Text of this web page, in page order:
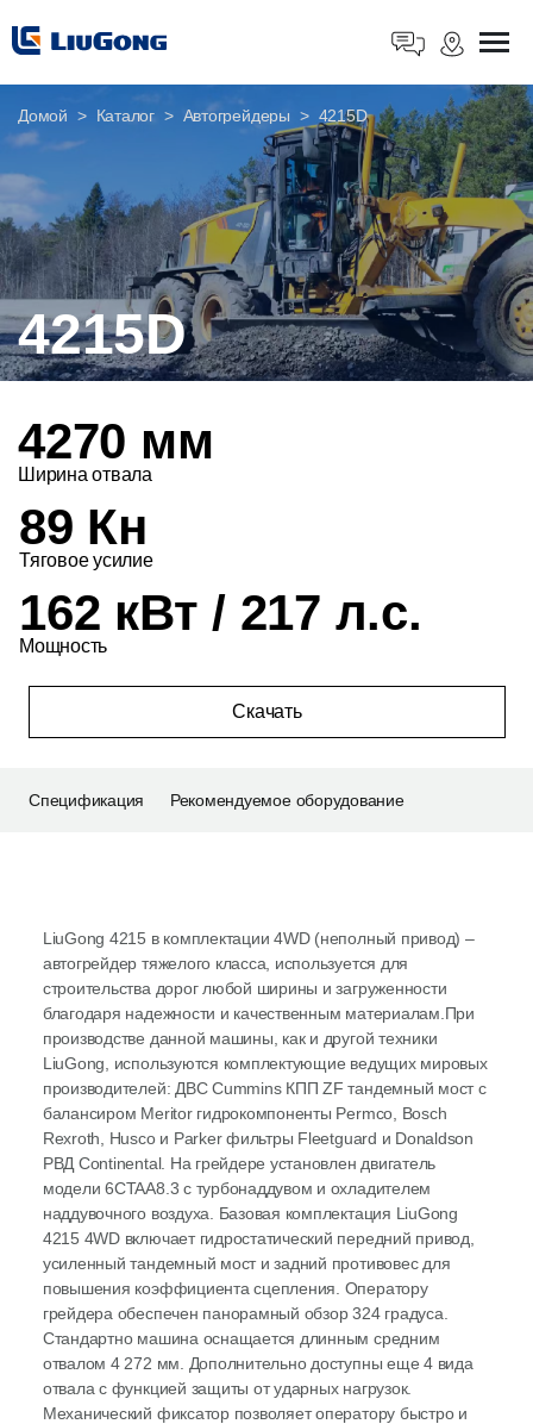
4215D
4270 мм
Ширина отвала
89 Кн
Тяговое усилие
162 кВт / 217 л.с.
Мощность
Скачать
Домой Каталог Автогрейдеры 4215D
Спецификация Рекомендуемое оборудование
LiuGong 4215 в комплектации 4WD (неполный привод) –
автогрейдер тяжелого класса, используется для
строительства дорог любой ширины и загруженности
благодаря надежности и качественным материалам.При
производстве данной машины, как и другой техники
LiuGong, используются комплектующие ведущих мировых
производителей: ДВС Cummins КПП ZF тандемный мост с
балансиром Meritor гидрокомпоненты Permco, Bosch
Rexroth, Husco и Parker фильтры Fleetguard и Donaldson
РВД Continental. На грейдере установлен двигатель
модели 6CTAA8.3 с турбонаддувом и охладителем
наддувочного воздуха. Базовая комплектация LiuGong
4215 4WD включает гидростатический передний привод,
усиленный тандемный мост и задний противовес для
повышения коэффициента сцепления. Оператору
грейдера обеспечен панорамный обзор 324 градуса.
Стандартно машина оснащается длинным средним
отвалом 4 272 мм. Дополнительно доступны еще 4 вида
отвала с функцией защиты от ударных нагрузок.
Механический фиксатор позволяет оператору быстро и